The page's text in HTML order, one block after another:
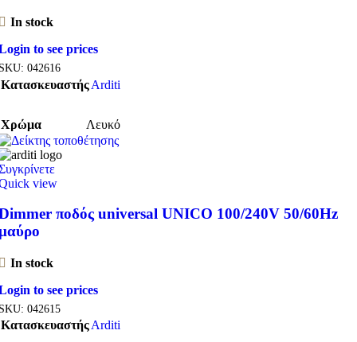
In stock
to see prices
042616
ΚατασκευαστήςArditi
Χρώμα Λευκό
view
ποδός universal UNICO 100/240V 50/60Hz
In stock
to see prices
042615
ΚατασκευαστήςArditi